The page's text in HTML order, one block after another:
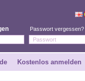
Passwort vergessen?
Kostenlos anmelden